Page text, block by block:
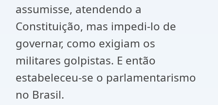
assumisse, atendendo a
Constituição, mas impedi-lo de
governar, como exigiam os
militares golpistas. E então
estabeleceu-se o parlamentarismo
no Brasil.